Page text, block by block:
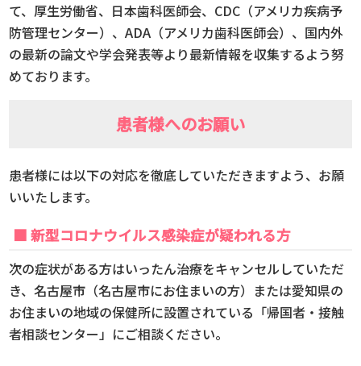
て、厚生労働省、日本歯科医師会、CDC（アメリカ疾病予
防管理センター）、ADA（アメリカ歯科医師会）、国内外
の最新の論文や学会発表等より最新情報を収集するよう努
めております。
患者様へのお願い
患者様には以下の対応を徹底していただきますよう、お願
いいたします。
■ 新型コロナウイルス感染症が疑われる方
次の症状がある方はいったん治療をキャンセルしていただ
き、名古屋市（名古屋市にお住まいの方）または愛知県の
お住まいの地域の保健所に設置されている「帰国者・接触
者相談センター」にご相談ください。